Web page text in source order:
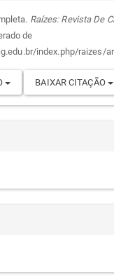
Raízes: Revista De
de
index.php/raizes/
BAIXAR CITAÇÃO